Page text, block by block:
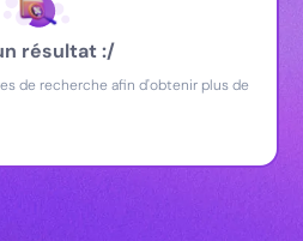
résultat :/
de recherche afin d'obtenir plus de